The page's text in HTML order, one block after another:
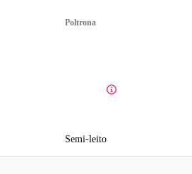
Poltrona
Semi-leito